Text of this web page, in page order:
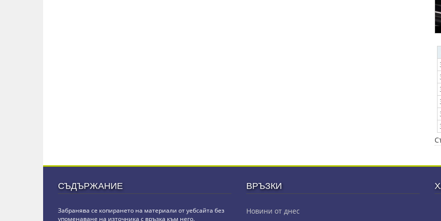
СЪДЪРЖАНИЕ
Забранява се копирането на материали от уебсайта без
упоменаване на източника с връзка към него.
ВРЪЗКИ
Новини от днес